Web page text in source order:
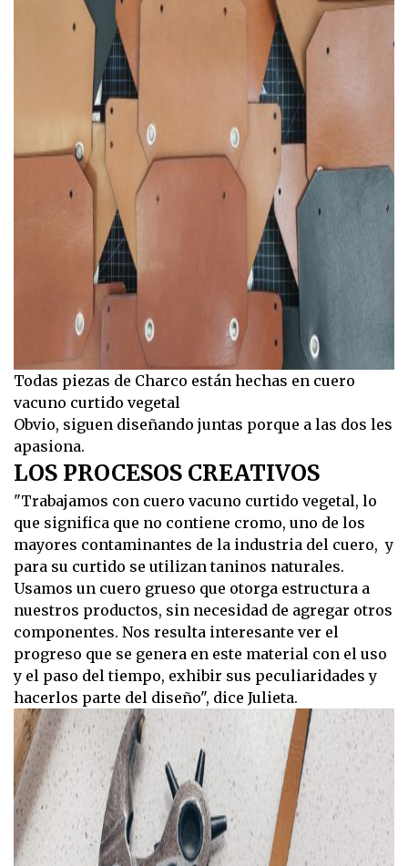
Todas piezas de Charco están hechas en cuero
vacuno curtido vegetal
Obvio, siguen diseñando juntas porque a las dos les
apasiona.
LOS PROCESOS CREATIVOS
"Trabajamos con cuero vacuno curtido vegetal, lo
que significa que no contiene cromo, uno de los
mayores contaminantes de la industria del cuero, y
para su curtido se utilizan taninos naturales.
Usamos un cuero grueso que otorga estructura a
nuestros productos, sin necesidad de agregar otros
componentes. Nos resulta interesante ver el
progreso que se genera en este material con el uso
y el paso del tiempo, exhibir sus peculiaridades y
hacerlos parte del diseño", dice Julieta.